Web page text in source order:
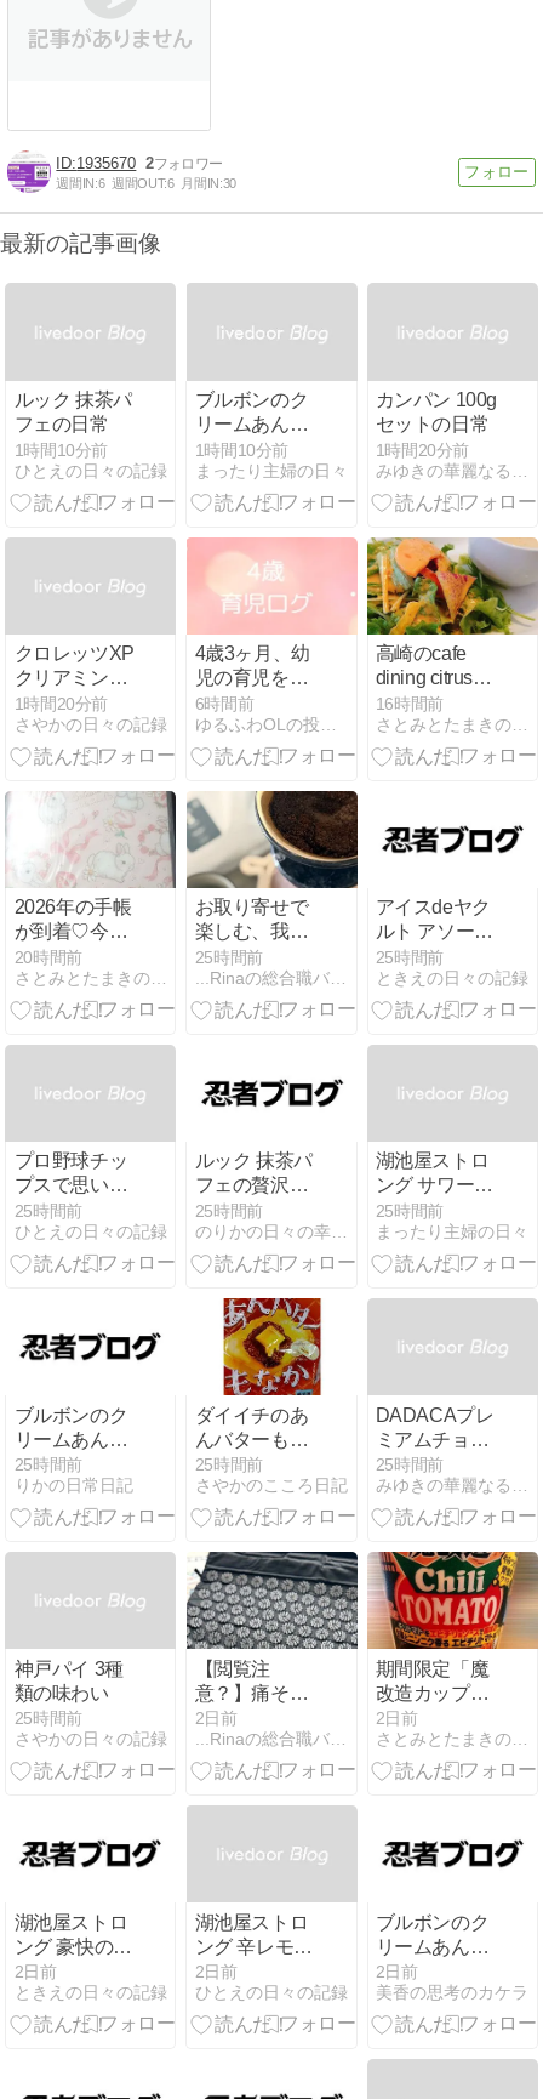
1935670 2
週間IN:6 週間OUT:6 月間IN:30
最新の記事画像
ルック 抹茶パ
フェの日常
1時間10分前
ひとえの日々の記録
ブルボンのク
リームあんぱ
んモーモーバ
ニラ
1時間10分前
まったり主婦の日々
カンパン 100g
セットの日常
1時間20分前
クロレッツXP
クリアミント
の日常使い
1時間20分前
さやかの日々の記録
4歳3ヶ月、幼
児の育児をし
てみて
6時間前
高崎のcafe
dining citrus
thymeで誕生
日ランチ♪
16時間前
さとみとたまきのあれがそれなブログ。
2026年の手帳
が到着♡今年
も大好きなた
けいみきさん
デザイン！
20時間前
さとみとたまきのあれがそれなブログ。
お取り寄せで
楽しむ、我が
家のリアルな
夏休みごは
ん。
25時間前
...Rinaの総合職バリキャリ女子Life...
アイスdeヤク
ルト アソート
セットで夏の
ひととき
25時間前
ときえの日々の記録
プロ野球チッ
プスで思い出
のひととき
25時間前
ひとえの日々の記録
ルック 抹茶パ
フェの贅沢な
ひととき
25時間前
のりかの日々の幸せ日記
湖池屋ストロ
ング サワーク
リームオニオ
ンの味わい
25時間前
まったり主婦の日々
ブルボンのク
リームあんぱ
んモーモーバ
ニラを食べた
25時間前
りかの日常日記
ダイイチのあ
んバターもな
かがやみつき
25時間前
さやかのこころ日記
DADACAプレ
ミアムチョコ
レート 猫缶の
ひと口
25時間前
みゆきの華麗なる日常。
神戸パイ 3種
類の味わい
25時間前
さやかの日々の記録
【閲覧注
意？】痛そう
なトゲトゲで
話題！話題の
シャクティマ
2日前
...Rinaの総合職バリキャリ女子Life...
期間限定「魔
改造カップヌ
ードル」4種
類食べ比べ！
一番美味しか
2日前
さとみとたまきのあれがそれなブログ。
湖池屋ストロ
ング 豪快のり
の味わい
2日前
ときえの日々の記録
湖池屋ストロ
ング 辛レモン
の日常
2日前
ひとえの日々の記録
ブルボンのク
リームあんぱ
んモーモーバ
ニラ
2日前
美香の思考のカケラ